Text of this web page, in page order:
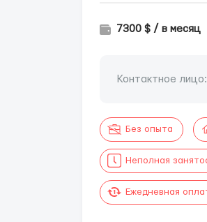
7300 $ / в месяц
Контактное лицо:
Без опыта
Неполная
Ежедневная